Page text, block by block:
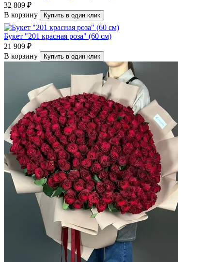
32 809 ₽
В корзину
Купить в один клик
Букет "201 красная роза" (60 см)
21 909 ₽
В корзину
Купить в один клик